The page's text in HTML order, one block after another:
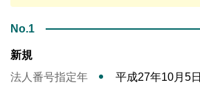
No.1
新規
法人番号指定年
平成27年10月5日